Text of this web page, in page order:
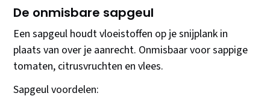
De onmisbare sapgeul
Een sapgeul houdt vloeistoffen op je snijplank in
plaats van over je aanrecht. Onmisbaar voor sappige
tomaten, citrusvruchten en vlees.
Sapgeul voordelen: